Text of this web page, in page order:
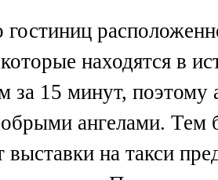
находятся в
за 15 минут, поэтому
ангелами. Тем
на такси